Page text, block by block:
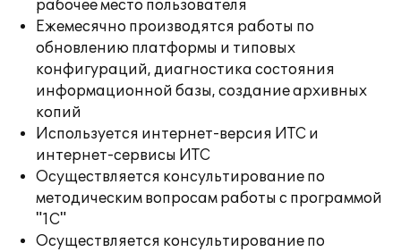
рабочее место пользователя
Ежемесячно производятся работы по
обновлению платформы и типовых
конфигураций, диагностика состояния
информационной базы, создание архивных
копий
Используется интернет-версия ИТС и
интернет-сервисы ИТС
Осуществляется консультирование по
методическим вопросам работы с программой
"1С"
Осуществляется консультирование по